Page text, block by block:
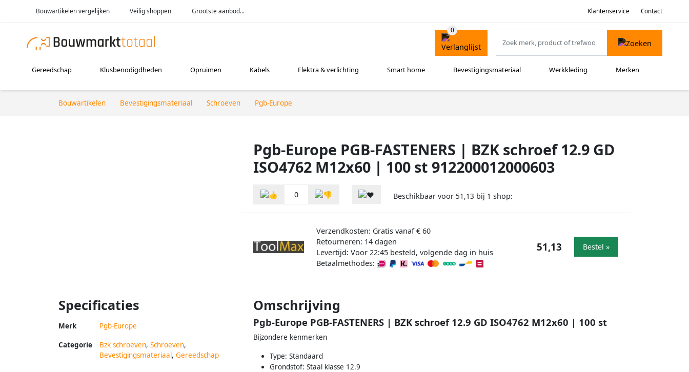
Bouwartikelen vergelijken Veilig shoppen Grootste aanbod... Klantenservice Contact
Gereedschap Klusbenodigdheden Opruimen Kabels Elektra & verlichting Smart home Bevestigingsmateriaal Werkkleding Merken
Bouwartikelen Bevestigingsmateriaal Schroeven Pgb-Europe
Pgb-Europe PGB-FASTENERS | BZK schroef 12.9 GD
ISO4762 M12x60 | 100 st 912200012000603
0 Beschikbaar voor 51,13 bij 1 shop:
Verzendkosten: Gratis vanaf € 60
Retourneren: 14 dagen
Levertijd: Voor 22:45 besteld, volgende dag in huis
Betaalmethodes:
51,13 Bestel »
Specificaties
Merk Pgb-Europe
Categorie Bzk schroeven, Schroeven,
Bevestigingsmateriaal, Gereedschap
Omschrijving
Pgb-Europe PGB-FASTENERS | BZK schroef 12.9 GD ISO4762 M12x60 | 100 st
Bijzondere kenmerken
Type: Standaard
Grondstof: Staal klasse 12.9